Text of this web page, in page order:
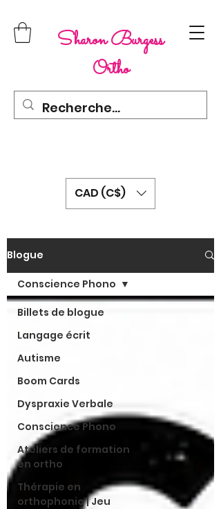
Sharon Burgess
Ortho
CAD (C$)
Blogue
Billets de blogue
Langage écrit
Autisme
Boom Cards
Dyspraxie Verbale
Conscience Phono
Ateliers de formation
en ortho
Thérapie en
orthophonie | Jeu
Conscience Phono